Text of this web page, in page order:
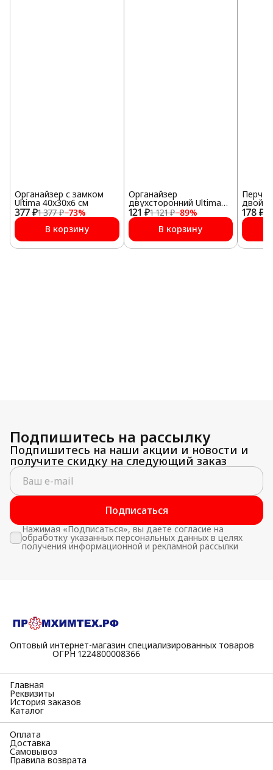
377 ₽1 377 ₽−73%
Органайзер с замком
Ultima 40x30x6 см
В корзину
121 ₽1 121 ₽−89%
Органайзер
двухсторонний Ultima
17,5х10,6х4,6 см
В корзину
178 ₽
Подпишитесь на рассылку
Подпишитесь на наши акции и новости и
получите скидку на следующий заказ
Подписаться
Нажимая «Подписаться», вы даете согласие на
обработку указанных персональных данных в целях
получения информационной и рекламной рассылки
Оптовый интернет-магазин специализированных товаров
⠀⠀⠀⠀⠀⠀⠀ОГРН 1224800008366
Главная
Реквизиты
История заказов
Каталог
Оплата
Доставка
Самовывоз
Правила возврата